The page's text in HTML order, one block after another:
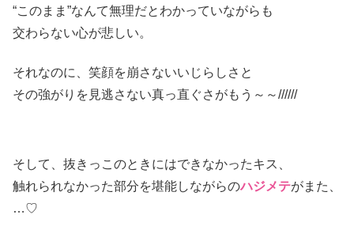
“このまま”なんて無理だとわかっていながらも
交わらない心が悲しい。
それなのに、笑顔を崩さないいじらしさと
その強がりを見逃さない真っ直ぐさがもう～～//////
そして、抜きっこのときにはできなかったキス、
触れられなかった部分を堪能しながらのハジメテがまた、
…♡